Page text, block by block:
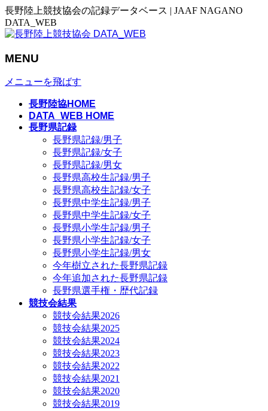
長野陸上競技協会の記録データベース | JAAF NAGANO
DATA_WEB
MENU
メニューを飛ばす
長野陸協HOME
DATA_WEB HOME
長野県記録
長野県記録/男子
長野県記録/女子
長野県記録/男女
長野県高校生記録/男子
長野県高校生記録/女子
長野県中学生記録/男子
長野県中学生記録/女子
長野県小学生記録/男子
長野県小学生記録/女子
長野県小学生記録/男女
今年樹立された長野県記録
今年追加された長野県記録
長野県選手権・歴代記録
競技会結果
競技会結果2026
競技会結果2025
競技会結果2024
競技会結果2023
競技会結果2022
競技会結果2021
競技会結果2020
競技会結果2019